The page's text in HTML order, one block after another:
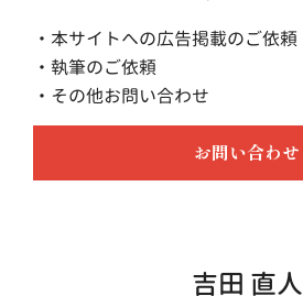
・本サイトへの広告掲載のご依頼
・執筆のご依頼
・その他お問い合わせ
お問い合わせ
吉田 直人